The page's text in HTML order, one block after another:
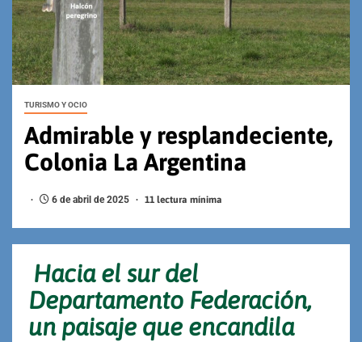
TURISMO Y OCIO
Admirable y resplandeciente,
Colonia La Argentina
6 de abril de 2025 11 lectura mínima
Hacia el sur del
Departamento Federación,
un paisaje que encandila